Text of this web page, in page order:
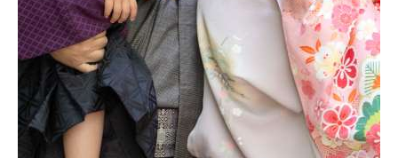
これまでライフブックを
迷われている方がいらしたら
ぜひとも、今お応えしたいと思います！
「以前に撮影をしたのですが、
フォトブック作れますか？」
撮影前に注文を悩まれていたお客さま。
最近になって写真データを見て、